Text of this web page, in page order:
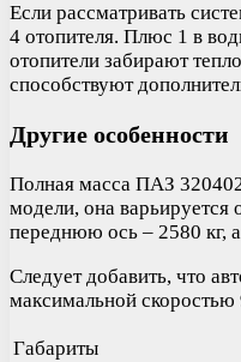
Если рассматривать
4 отопителя. Плюс 1 в
отопители забирают
способствуют
Другие особенности
Полная масса ПАЗ
модели, она варьируется
переднюю ось – 2580 кг,
Следует добавить, что
максимальной скоростью
Габариты